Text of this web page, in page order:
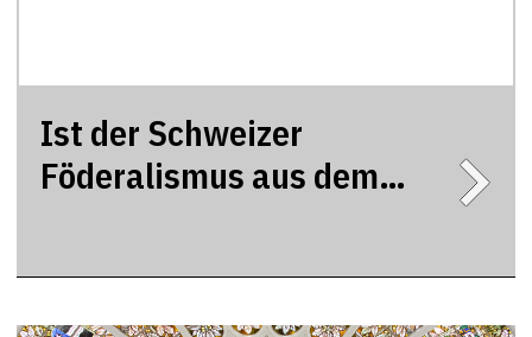
Ist der Schweizer
Föderalismus aus dem